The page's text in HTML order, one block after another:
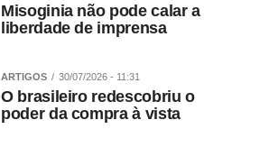
Misoginia não pode calar a
liberdade de imprensa
ARTIGOS 30/07/2026 - 11:31
O brasileiro redescobriu o
poder da compra à vista